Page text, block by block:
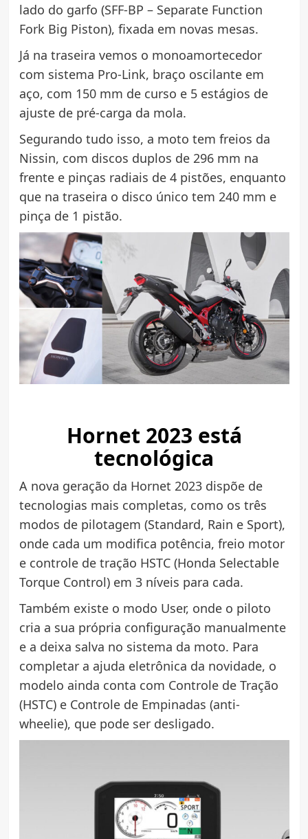
lado do garfo (SFF-BP – Separate Function
Fork Big Piston), fixada em novas mesas.
Já na traseira vemos o monoamortecedor
com sistema Pro-Link, braço oscilante em
aço, com 150 mm de curso e 5 estágios de
ajuste de pré-carga da mola.
Segurando tudo isso, a moto tem freios da
Nissin, com discos duplos de 296 mm na
frente e pinças radiais de 4 pistões, enquanto
que na traseira o disco único tem 240 mm e
pinça de 1 pistão.
Hornet 2023 está
tecnológica
A nova geração da Hornet 2023 dispõe de
tecnologias mais completas, como os três
modos de pilotagem (Standard, Rain e Sport),
onde cada um modifica potência, freio motor
e controle de tração HSTC (Honda Selectable
Torque Control) em 3 níveis para cada.
Também existe o modo User, onde o piloto
cria a sua própria configuração manualmente
e a deixa salva no sistema da moto. Para
completar a ajuda eletrônica da novidade, o
modelo ainda conta com Controle de Tração
(HSTC) e Controle de Empinadas (anti-
wheelie), que pode ser desligado.